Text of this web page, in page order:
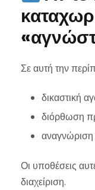
Σε αυτή την
δικαστική
διόρθωση
αναγνώριση
Οι υποθέσεις
διαχείριση.